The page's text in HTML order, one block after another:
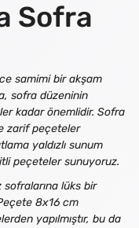
Sofra
samimi bir akşam
sofra düzeninin
kadar önemlidir. Sofra
zarif peçeteler
yaldızlı sunum
peçeteler sunuyoruz.
sofralarına lüks bir
8x16 cm
yapılmıştır, bu da